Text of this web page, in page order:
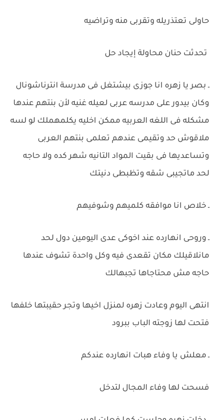
حاولى تعتذريله وتقربى منه وتراضيه
تحدثت حنان محاولة إيجاد حل
ـ بصر يا زهره انا جوزى بيشتغل فى مدرسة انترناشونال
وكان بيدور على مدرسه عربى لعيله غنيه لأن بنتهم عندها
مشكله فى اللغه العربيه ممكن اخليه يكلمهملك لو لسه
ملاقوش حد وتقيمى عندهم تعلمى بنتهم العربى
وتساعديها فى بقيت المواد التانيه شهر كده ولا حاجه
لحد ماتجيبى شقه وتظبطى دنيتك
ـ خلاص انا موافقه كلميهم وشوفيهم
ـ وروحى انهارده عند اخوكى عدى اليومين دول لحد
مانلاقيلك مكان تقعدى فيه وكل واحدة تشوف عندها
حاجه مش محتاجاها تجبهالك
انتهى اليوم وعادت زهره لمنزل اخيها وتجر حقيبتها خلفها
فتحت لها زوجته الباب ببرود
ـ معلش يا وفاء هبات انهارده عندكم
فسحت لها وفاء المجال لتدخل